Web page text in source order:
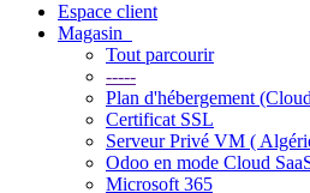
Espace client
Magasin
Tout parcourir
-----
Plan d'hébergement
Certificat SSL
Serveur Privé VM (
Odoo en mode Cloud
Microsoft 365